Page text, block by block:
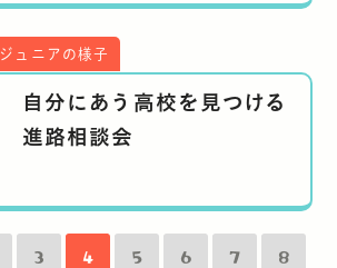
ジュニアの様子
自分にあう高校を見つける
進路相談会
3 4 5 6 7 8